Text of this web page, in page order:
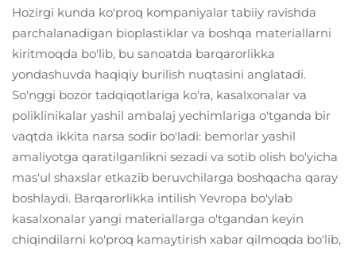
Hozirgi kunda ko'proq kompaniyalar tabiiy ravishda
parchalanadigan bioplastiklar va boshqa materiallarni
kiritmoqda bo'lib, bu sanoatda barqarorlikka
yondashuvda haqiqiy burilish nuqtasini anglatadi.
So'nggi bozor tadqiqotlariga ko'ra, kasalxonalar va
poliklinikalar yashil ambalaj yechimlariga o'tganda bir
vaqtda ikkita narsa sodir bo'ladi: bemorlar yashil
amaliyotga qaratilganlikni sezadi va sotib olish bo'yicha
mas'ul shaxslar etkazib beruvchilarga boshqacha qaray
boshlaydi. Barqarorlikka intilish Yevropa bo'ylab
kasalxonalar yangi materiallarga o'tgandan keyin
chiqindilarni ko'proq kamaytirish xabar qilmoqda bo'lib,